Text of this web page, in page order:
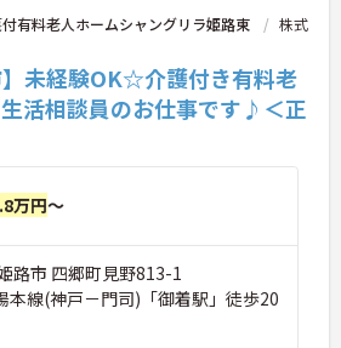
有料老人ホームシャングリラ姫路東
株式
】未経験OK☆介護付き有料老
活相談員のお仕事です♪＜正
万円～
路市 四郷町見野813-1
本線(神戸－門司)「御着駅」徒歩20